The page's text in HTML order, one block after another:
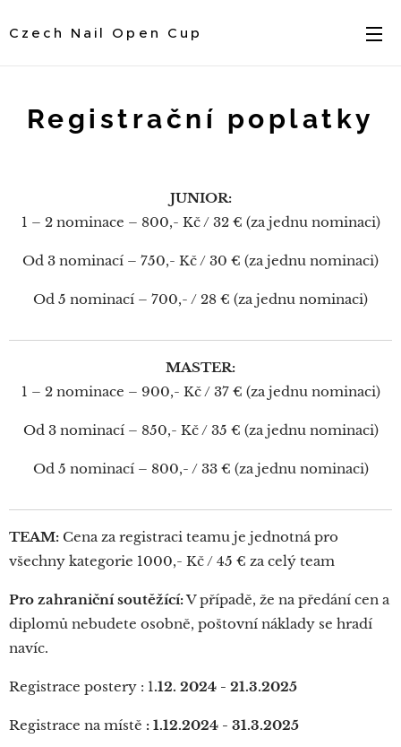
Czech Nail Open Cup
Registrační poplatky
JUNIOR:
1 – 2 nominace – 800,- Kč / 32 € (za jednu nominaci)
Od 3 nominací – 750,- Kč / 30 € (za jednu nominaci)
Od 5 nominací – 700,- / 28 € (za jednu nominaci)
MASTER:
1 – 2 nominace – 900,- Kč / 37 € (za jednu nominaci)
Od 3 nominací – 850,- Kč / 35 € (za jednu nominaci)
Od 5 nominací – 800,- / 33 € (za jednu nominaci)
TEAM: Cena za registraci teamu je jednotná pro
všechny kategorie 1000,- Kč / 45 € za celý team
Pro zahraniční soutěžící:V případě, že na předání cen a
diplomů nebudete osobně, poštovní náklady se hradí
navíc.
Registrace postery : 1.12. 2024 - 21.3.2025
Registrace na místě : 1.12.2024 - 31.3.2025